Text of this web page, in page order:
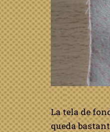
La tela de
queda